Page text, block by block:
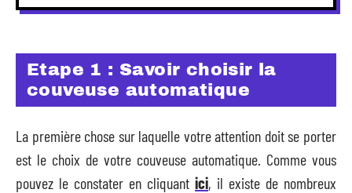
Etape 1 : Savoir choisir la
couveuse automatique
La première chose sur laquelle votre attention doit se porter
est le choix de votre couveuse automatique. Comme vous
pouvez le constater en cliquant ici, il existe de nombreux